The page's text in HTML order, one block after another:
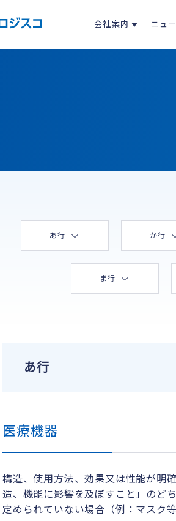
会社案内 ニュ
あ行 か行
ま行
あ行
医療機器
構造、使用方法、効果又は性能が明
造、機能に影響を及ぼすこと」のど
定められていない場合（例：マスク